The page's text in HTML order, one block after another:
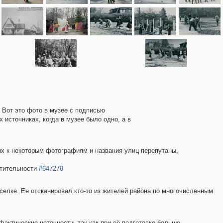
это фото в музее с подписью
когда в музее было одно, а в
некоторым фотографиям и названия улиц перепутаны,
#647278
Ее отсканировал кто-то из жителей района по многочисленным